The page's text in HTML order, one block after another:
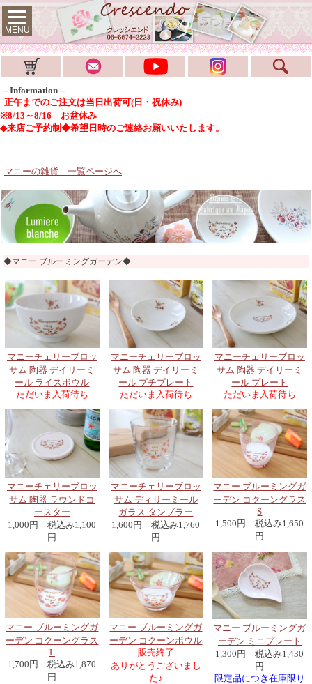
MENU
-- Information --
正午までのご注文は当日出荷可(日・祝休み)
※8/13～8/16 お盆休み
◆来店ご予約制◆希望日時のご連絡お願いいたします。
マニーの雑貨 一覧ページへ
◆マニー ブルーミングガーデン◆
マニーチェリーブロッ
サム 陶器 デイリーミ
ール ライスボウル
ただいま入荷待ち
マニーチェリーブロッ
サム 陶器 デイリーミ
ール プチプレート
ただいま入荷待ち
マニーチェリーブロッ
サム 陶器 デイリーミ
ール プレート
ただいま入荷待ち
マニーチェリーブロッ
サム 陶器 ラウンドコ
ースター
1,000円 税込み1,100
円
マニーチェリーブロッ
サム ディリーミール
ガラス タンブラー
1,600円 税込み1,760
円
マニー ブルーミングガ
ーデン コクーングラス
S
1,500円 税込み1,650
円
マニー ブルーミングガ
ーデン コクーングラス
L
1,700円 税込み1,870
円
マニー ブルーミングガ
ーデン コクーンボウル
販売終了
ありがとうございまし
た♪
マニー ブルーミングガ
ーデン ミニプレート
1,300円 税込み1,430
円
限定品につき在庫限り